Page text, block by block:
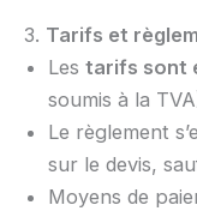
3. Tarifs et
Les tarifs sont
soumis à la
Le règlement
sur le devis,
Moyens de